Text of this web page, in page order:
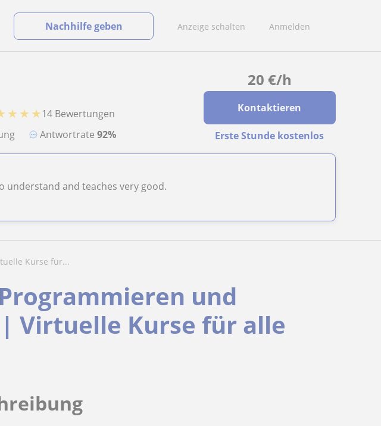
Anzeige schalten Anmelden
Nachhilfe geben
20 €/h
Kontaktieren
Erste Stunde kostenlos
★ ★ ★14 Bewertungen
Antwortrate92%
understand and teaches very good.
Kurse für...
und
Virtuelle Kurse für alle